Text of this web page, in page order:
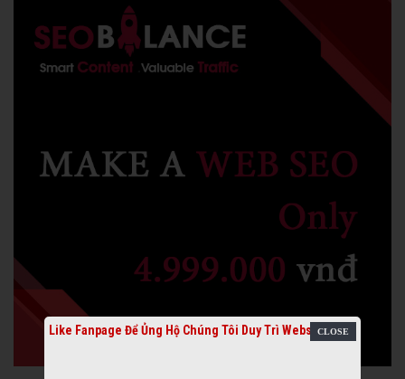
Like Fanpage Để Ủng Hộ Chúng Tôi Duy Trì Website